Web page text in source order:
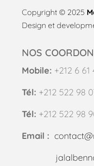
Copyright © 2025
Design et
NOS
Mobile: +212 6 61
Tél: +212 522 98
Tél: +212 522 98
Email :